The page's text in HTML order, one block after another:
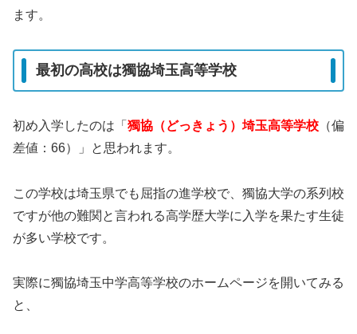
ます。
最初の高校は獨協埼玉高等学校
初め入学したのは「 獨協（どっきょう）埼玉高等学校 （偏
差値：66）」と思われます。
この学校は埼玉県でも屈指の進学校で、獨協大学の系列校
ですが他の難関と言われる高学歴大学に入学を果たす生徒
が多い学校です。
実際に獨協埼玉中学高等学校のホームページを開いてみる
と、